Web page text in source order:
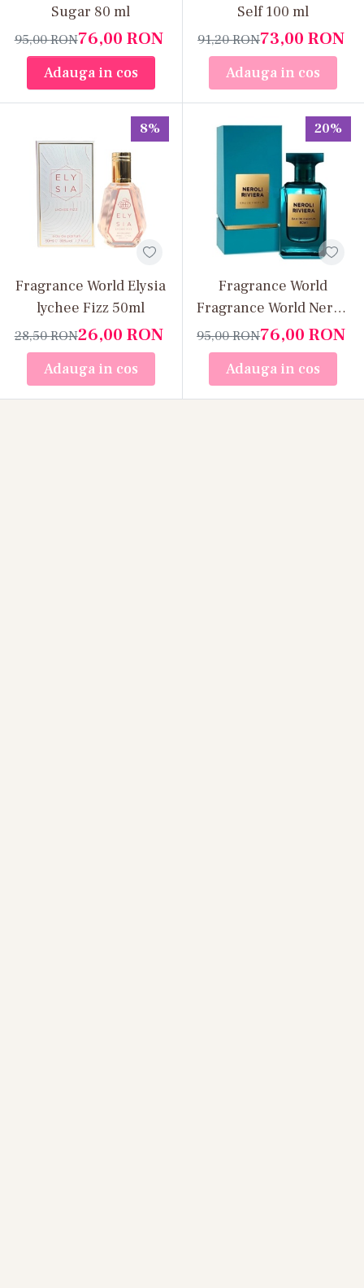
Sugar 80 ml
76,00 RON
95,00RON
Adauga in cos
Self 100 ml
73,00RON
91,20RON
Adauga in cos
8%
Fragrance World Elysia
lychee Fizz 50ml
26,00 RON
28,50RON
Adauga in cos
20%
Fragrance World
Fragrance World Neroli
Riviera Apă de parfum
80 ml, parfum dama
76,00RON
95,00RON
Adauga in cos